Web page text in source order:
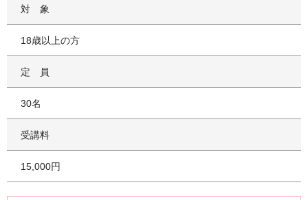
対象
18歳以上の方
定員
30名
受講料
15,000円